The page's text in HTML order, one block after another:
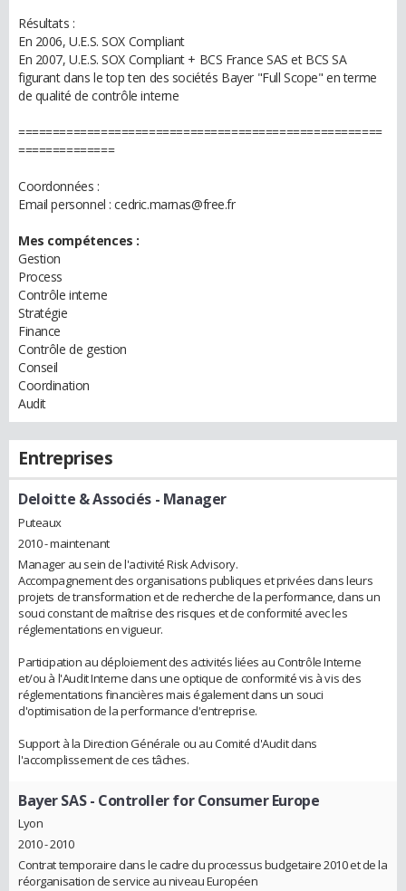
Résultats :
En 2006, U.E.S. SOX Compliant
En 2007, U.E.S. SOX Compliant + BCS France SAS et BCS SA
figurant dans le top ten des sociétés Bayer "Full Scope" en terme
de qualité de contrôle interne
=====================================================
==============
Coordonnées :
Email personnel : cedric.marnas@free.fr
Mes compétences :
Gestion
Process
Contrôle interne
Stratégie
Finance
Contrôle de gestion
Conseil
Coordination
Audit
Entreprises
Deloitte & Associés - Manager
Puteaux
2010 - maintenant
Manager au sein de l'activité Risk Advisory.
Accompagnement des organisations publiques et privées dans leurs
projets de transformation et de recherche de la performance, dans un
souci constant de maîtrise des risques et de conformité avec les
réglementations en vigueur.
Participation au déploiement des activités liées au Contrôle Interne
et/ou à l'Audit Interne dans une optique de conformité vis à vis des
réglementations financières mais également dans un souci
d'optimisation de la performance d'entreprise.
Support à la Direction Générale ou au Comité d'Audit dans
l'accomplissement de ces tâches.
Bayer SAS- Controller for Consumer Europe
Lyon
2010 - 2010
Contrat temporaire dans le cadre du processus budgetaire 2010 et de la
réorganisation de service au niveau Européen